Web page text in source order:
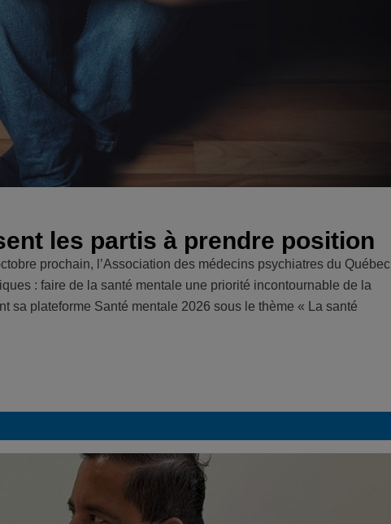
les partis à prendre position
prochain, l’Association des médecins psychiatres du Québec
: faire de la santé mentale une priorité incontournable de la
sa plateforme Santé mentale 2026 sous le thème « La santé